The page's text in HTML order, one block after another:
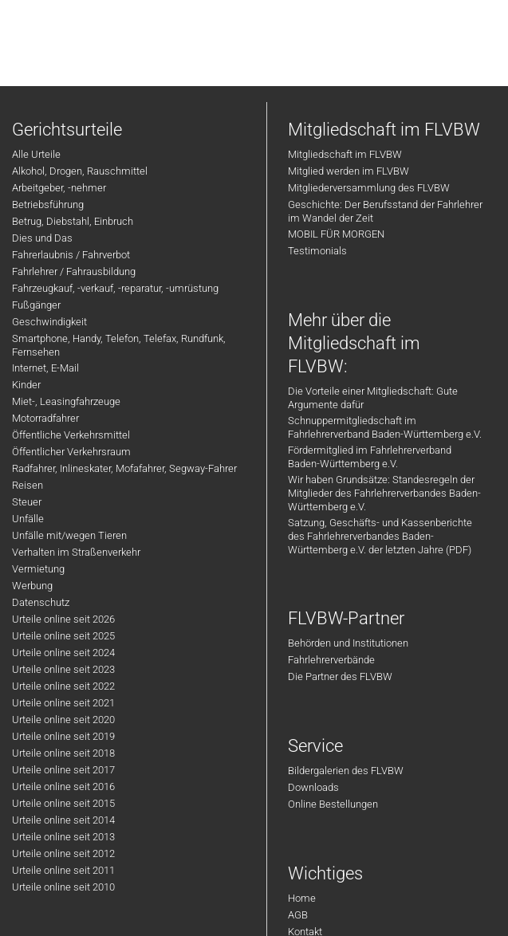
Gerichtsurteile
Alle Urteile
Alkohol, Drogen, Rauschmittel
Arbeitgeber, -nehmer
Betriebsführung
Betrug, Diebstahl, Einbruch
Dies und Das
Fahrerlaubnis / Fahrverbot
Fahrlehrer / Fahrausbildung
Fahrzeugkauf, -verkauf, -reparatur, -umrüstung
Fußgänger
Geschwindigkeit
Smartphone, Handy, Telefon, Telefax, Rundfunk,
Fernsehen
Internet, E-Mail
Kinder
Miet-, Leasingfahrzeuge
Motorradfahrer
Öffentliche Verkehrsmittel
Öffentlicher Verkehrsraum
Radfahrer, Inlineskater, Mofafahrer, Segway-Fahrer
Reisen
Steuer
Unfälle
Unfälle mit/wegen Tieren
Verhalten im Straßenverkehr
Vermietung
Werbung
Datenschutz
Urteile online seit 2026
Urteile online seit 2025
Urteile online seit 2024
Urteile online seit 2023
Urteile online seit 2022
Urteile online seit 2021
Urteile online seit 2020
Urteile online seit 2019
Urteile online seit 2018
Urteile online seit 2017
Urteile online seit 2016
Urteile online seit 2015
Urteile online seit 2014
Urteile online seit 2013
Urteile online seit 2012
Urteile online seit 2011
Urteile online seit 2010
Mitgliedschaft im FLVBW
Mitgliedschaft im FLVBW
Mitglied werden im FLVBW
Mitgliederversammlung des FLVBW
Geschichte: Der Berufsstand der Fahrlehrer
im Wandel der Zeit
MOBIL FÜR MORGEN
Testimonials
Mehr über die
Mitgliedschaft im
FLVBW:
Die Vorteile einer Mitgliedschaft: Gute
Argumente dafür
Schnuppermitgliedschaft im
Fahrlehrerverband Baden-Württemberg e.V.
Fördermitglied im Fahrlehrerverband
Baden-Württemberg e.V.
Wir haben Grundsätze: Standesregeln der
Mitglieder des Fahrlehrerverbandes Baden-
Württemberg e.V.
Satzung, Geschäfts- und Kassenberichte
des Fahrlehrerverbandes Baden-
Württemberg e.V. der letzten Jahre (PDF)
FLVBW-Partner
Behörden und Institutionen
Fahrlehrerverbände
Die Partner des FLVBW
Service
Bildergalerien des FLVBW
Downloads
Online Bestellungen
Wichtiges
Home
AGB
Kontakt